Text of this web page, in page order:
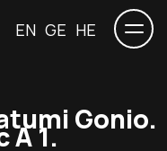
EN GE HE
Gonio.
А 1.